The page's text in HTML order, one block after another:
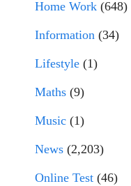
Home Work (648)
Information (34)
Lifestyle (1)
Maths (9)
Music (1)
News (2,203)
Online Test (46)